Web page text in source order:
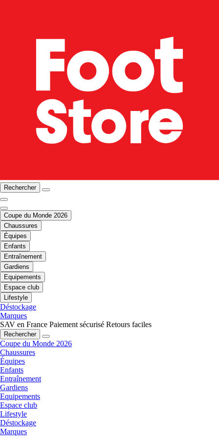
Rechercher
Coupe du Monde 2026
Chaussures
Équipes
Enfants
Entraînement
Gardiens
Equipements
Espace club
Lifestyle
Déstockage
Marques
SAV en France Paiement sécurisé Retours faciles
Rechercher
Coupe du Monde 2026
Chaussures
Équipes
Enfants
Entraînement
Gardiens
Equipements
Espace club
Lifestyle
Déstockage
Marques